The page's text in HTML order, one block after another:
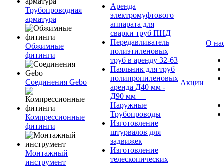
Трубопроводная
арматура
Обжимные
фитинги
Соединения Gebo
Компрессионные
фитинги
Монтажный
инструмент
Аренда
электромуфтового
аппарата для
сварки труб ПНД
Передавливатель
полиэтиленовых
труб в аренду 32-63
Паяльник для труб
полипропиленовых
аренда Д40 мм -
Д90 мм —
Наружные
Трубопроводы
Изготовление
штурвалов для
задвижек
Изготовление
телескопических
Акции
О